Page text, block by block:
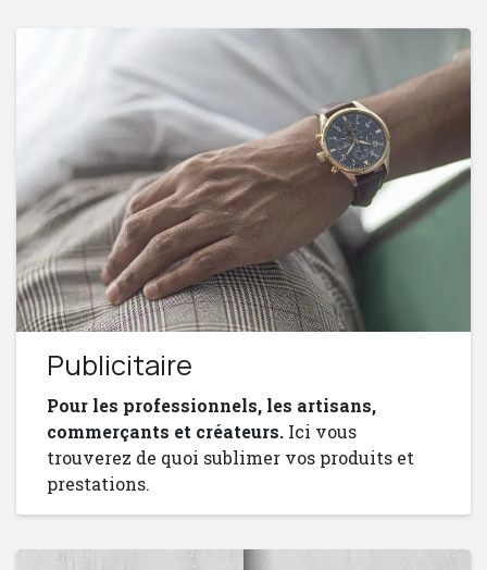
Publicitaire
Pour les professionnels, les artisans,
commerçants et créateurs. Ici vous
trouverez de quoi sublimer vos produits et
prestations.